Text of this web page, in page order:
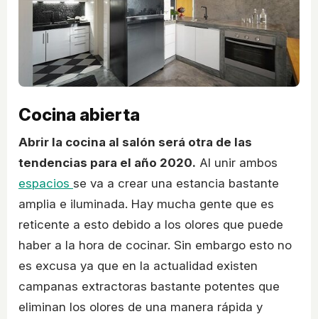
Cocina abierta
Abrir la cocina al salón será otra de las
tendencias para el año 2020. Al unir ambos
espacios se va a crear una estancia bastante
amplia e iluminada. Hay mucha gente que es
reticente a esto debido a los olores que puede
haber a la hora de cocinar. Sin embargo esto no
es excusa ya que en la actualidad existen
campanas extractoras bastante potentes que
eliminan los olores de una manera rápida y